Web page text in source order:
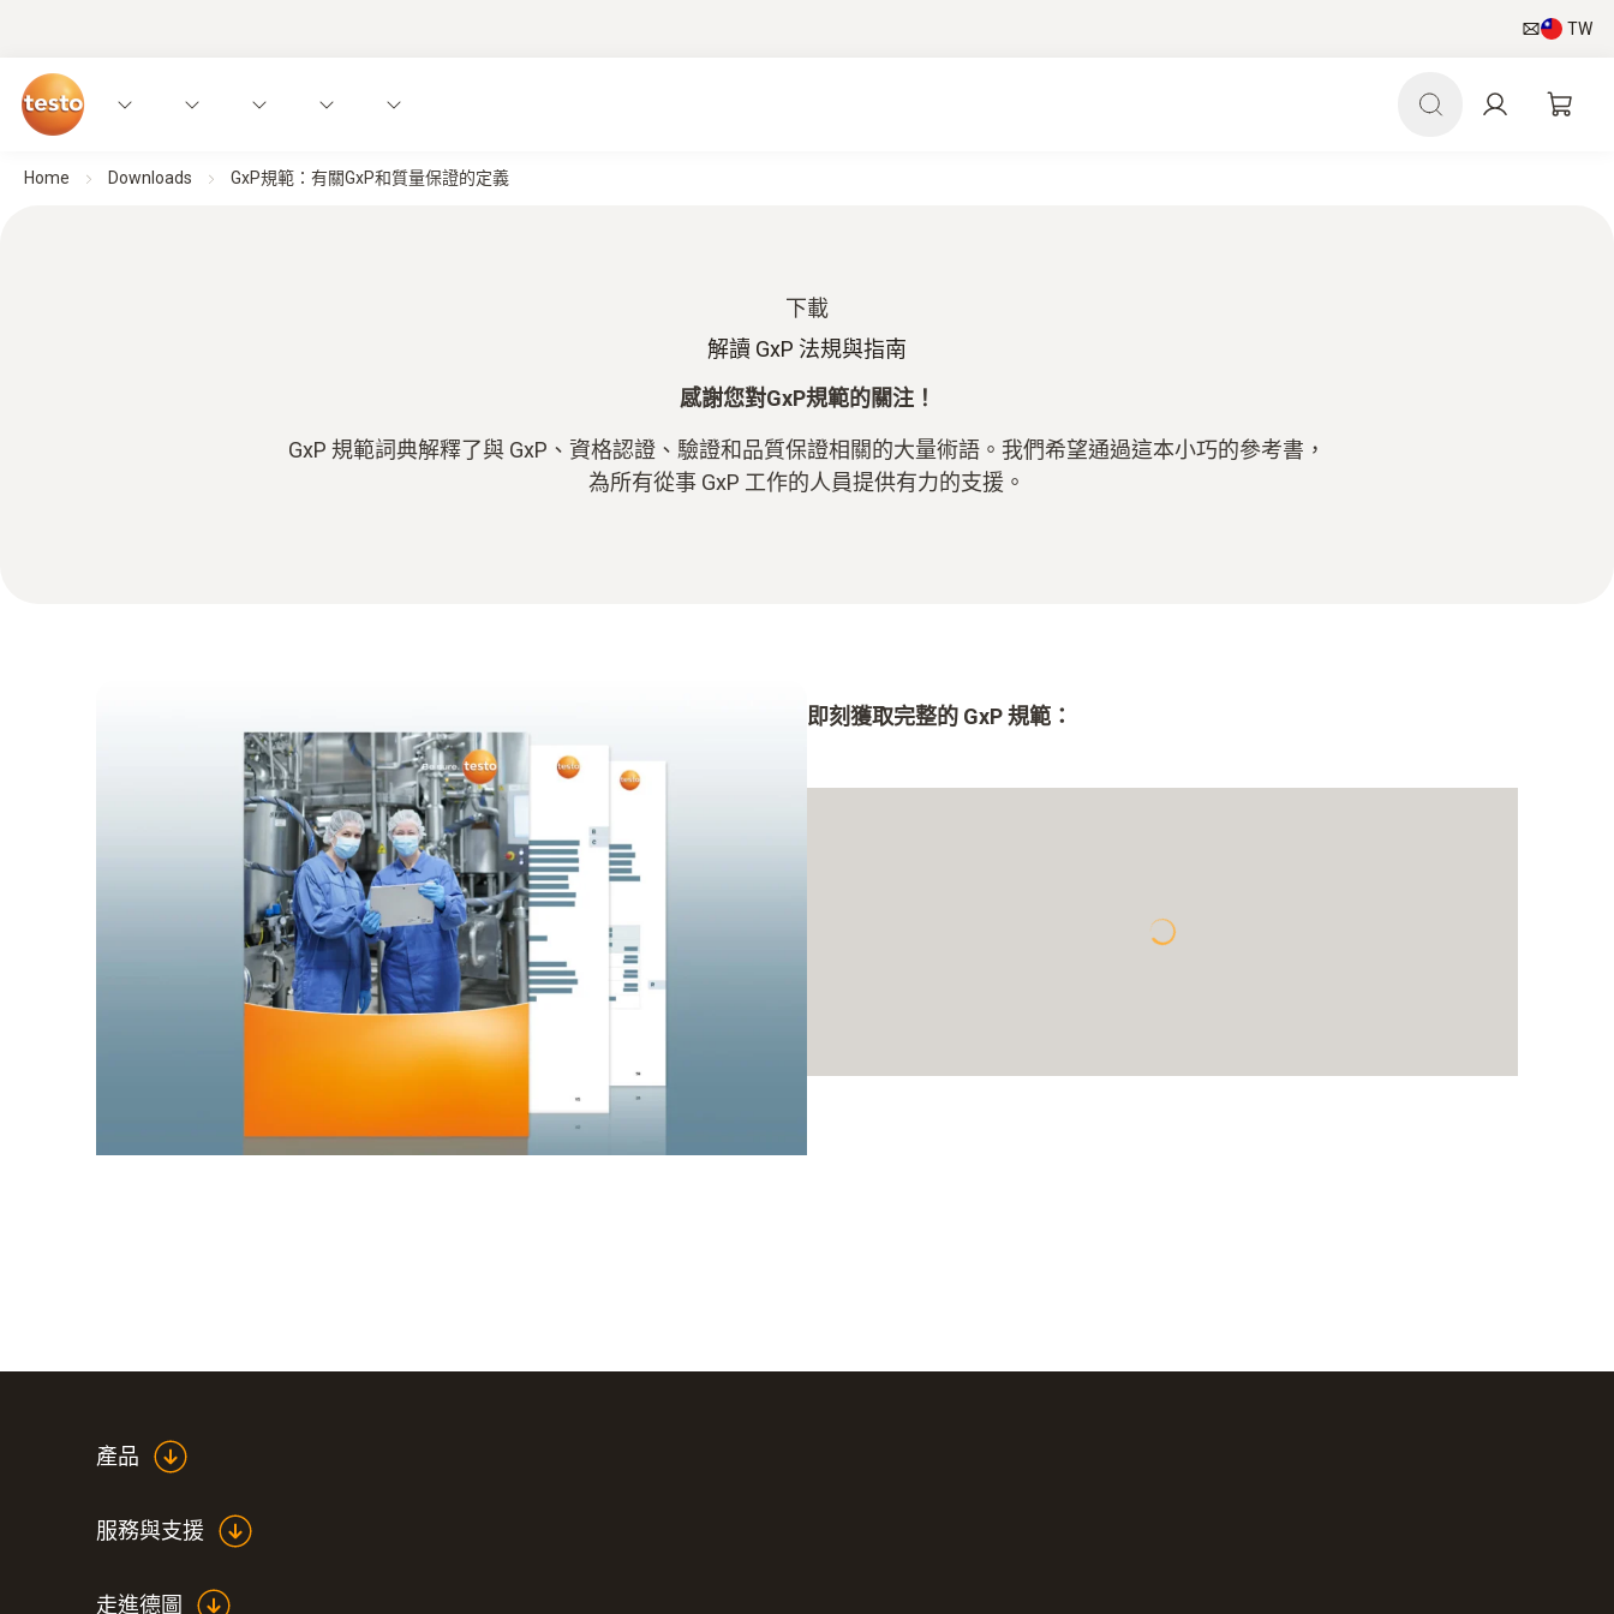
TW
Home Downloads GxP規範：有關GxP和質量保證的定義
下載
解讀 GxP 法規與指南
感謝您對GxP規範的關注！
GxP 規範詞典解釋了與 GxP、資格認證、驗證和品質保證相關的大量術語。我們希望通過這本小巧的參考書，
為所有從事 GxP 工作的人員提供有力的支援。
即刻獲取完整的 GxP 規範：
產品
服務與支援
走進德圖